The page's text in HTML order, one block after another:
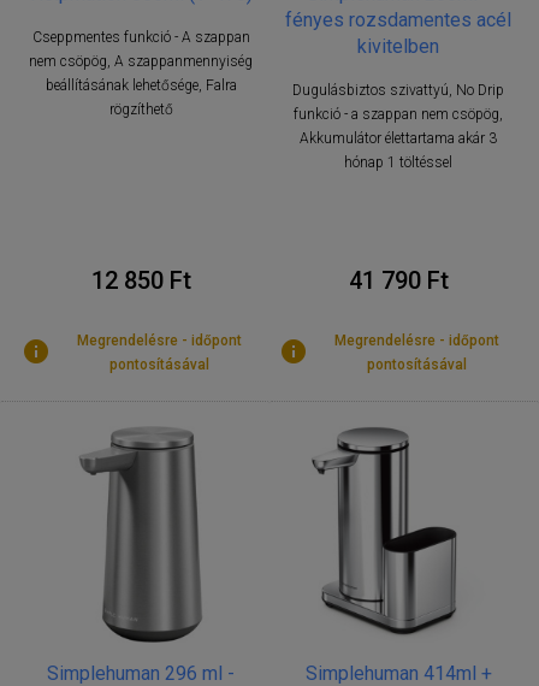
Cseppmentes funkció - A szappan
nem csöpög, A szappanmennyiség
beállításának lehetősége, Falra
rögzíthető
12 850 Ft
Megrendelésre - időpont
pontosításával
fényes rozsdamentes acél
kivitelben
Dugulásbiztos szivattyú, No Drip
funkció - a szappan nem csöpög,
Akkumulátor élettartama akár 3
hónap 1 töltéssel
41 790 Ft
Megrendelésre - időpont
pontosításával
Simplehuman 296 ml -
Simplehuman 414ml +